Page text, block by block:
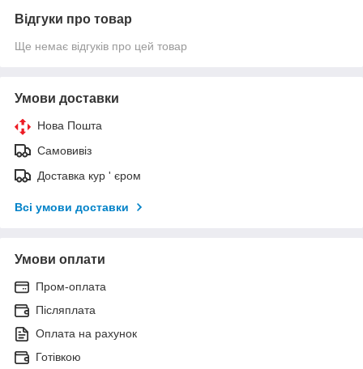
Відгуки про товар
Ще немає відгуків про цей товар
Умови доставки
Нова Пошта
Самовивіз
Доставка кур ' єром
Всі умови доставки
Умови оплати
Пром-оплата
Післяплата
Оплата на рахунок
Готівкою